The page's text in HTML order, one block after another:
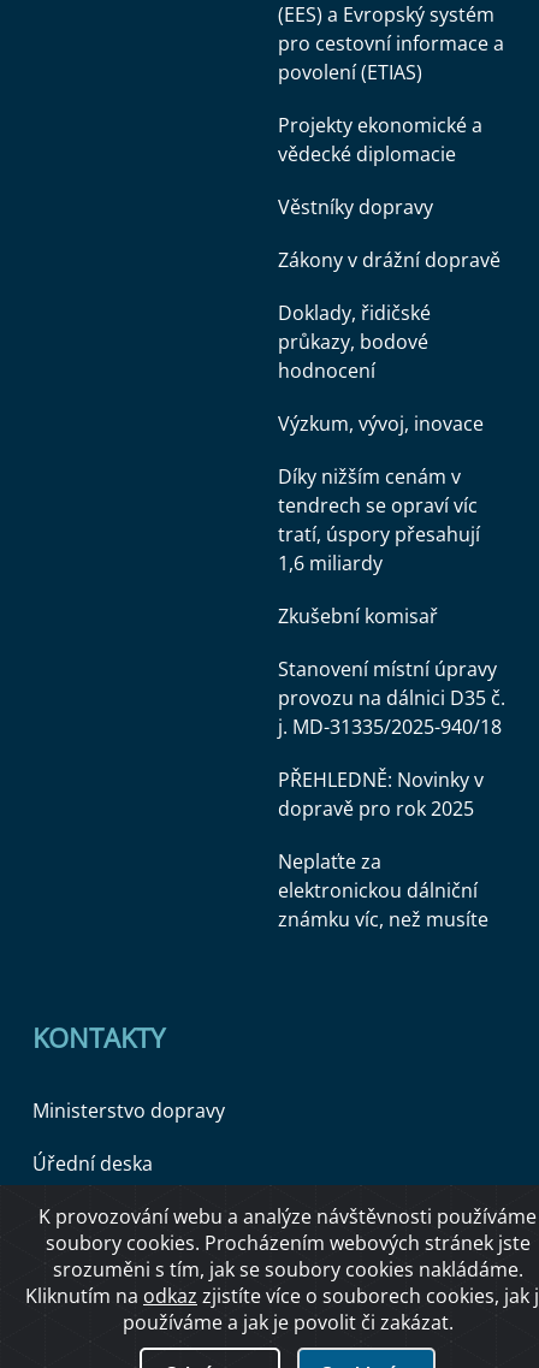
(EES) a Evropský systém
pro cestovní informace a
povolení (ETIAS)
Projekty ekonomické a
vědecké diplomacie
Věstníky dopravy
Zákony v drážní dopravě
Doklady, řidičské
průkazy, bodové
hodnocení
Výzkum, vývoj, inovace
Díky nižším cenám v
tendrech se opraví víc
tratí, úspory přesahují
1,6 miliardy
Zkušební komisař
Stanovení místní úpravy
provozu na dálnici D35 č.
j. MD-31335/2025-940/18
PŘEHLEDNĚ: Novinky v
dopravě pro rok 2025
Neplaťte za
elektronickou dálniční
známku víc, než musíte
KONTAKTY
Ministerstvo dopravy
Úřední deska
Copyright © 2026 Ministerstvo dopravy ČR
O přístupnosti
K provozování webu a analýze návštěvnosti používáme
soubory cookies. Procházením webových stránek jste
srozuměni s tím, jak se soubory cookies nakládáme.
Kliknutím na odkaz zjistíte více o souborech cookies, jak
používáme a jak je povolit či zakázat.